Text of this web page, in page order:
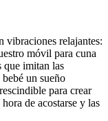
vibraciones relajantes:
móvil para cuna
que imitan las
un sueño
para crear
de acostarse y las